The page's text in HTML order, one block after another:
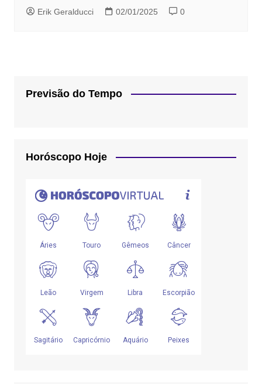
Erik Geralducci 02/01/2025 0
Previsão do Tempo
Horóscopo Hoje